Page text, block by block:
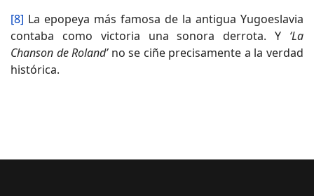
[8] La epopeya más famosa de la antigua Yugoeslavia
contaba como victoria una sonora derrota. Y ‘La
Chanson de Roland’ no se ciñe precisamente a la verdad
histórica.